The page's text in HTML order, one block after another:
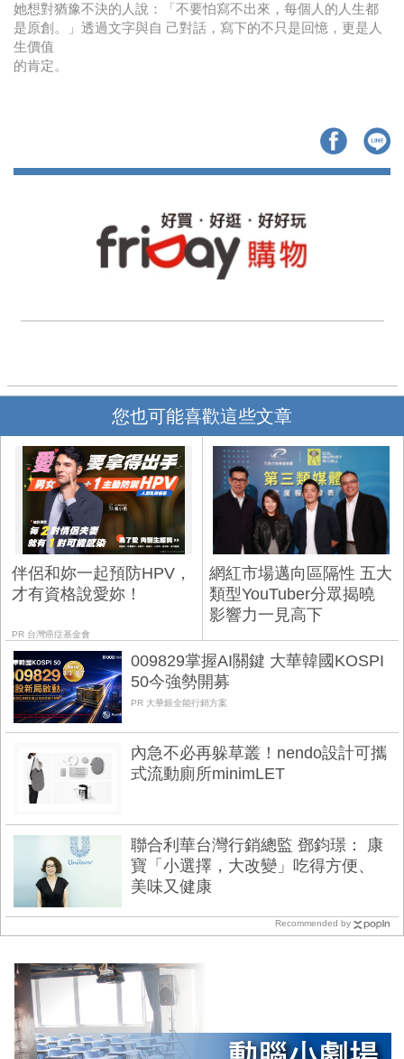
她想對猶豫不決的人說：「不要怕寫不出來，每個人的人生都
是原創。」透過文字與自 己對話，寫下的不只是回憶，更是人
生價值
的肯定。
您也可能喜歡這些文章
伴侶和妳一起預防HPV，
才有資格說愛妳！
PR 台灣癌症基金會
網紅市場邁向區隔性 五大
類型YouTuber分眾揭曉
影響力一見高下
009829掌握AI關鍵 大華韓國KOSPI
50今強勢開募
PR 大華銀全能行銷方案
內急不必再躲草叢！nendo設計可攜
式流動廁所minimLET
聯合利華台灣行銷總監 鄧鈞璟： 康
寶「小選擇，大改變」吃得方便、
美味又健康
Recommended by